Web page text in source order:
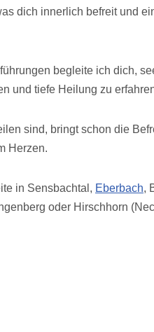
dich innerlich befreit und
begleite ich dich,
und tiefe Heilung zu
sind, bringt schon die
Herzen.
in Sensbachtal, Eberbach,
oder Hirschhorn